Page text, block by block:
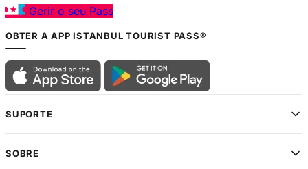
Gerir o seu Pass
OBTER A APP ISTANBUL TOURIST PASS®
SUPORTE
SOBRE